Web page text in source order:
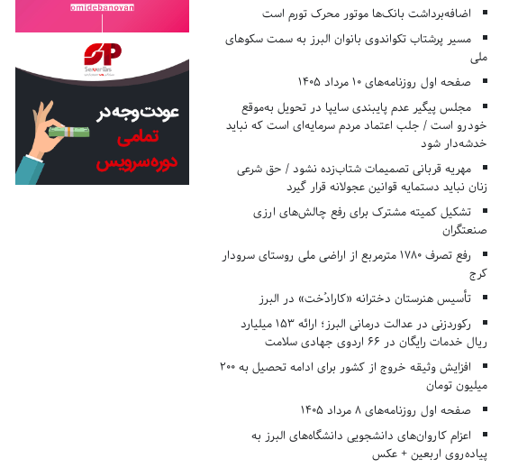
اضافه‌برداشت بانک‌ها موتور محرک تورم است
مسیر پرشتاب تکواندوی بانوان البرز به سمت سکوهای
ملی
صفحه اول روزنامه‌های 10 مرداد 1405
مجلس پیگیر عدم پایبندی سایپا در تحویل به‌موقع
خودرو است / جلب اعتماد مردم سرمایه‌ای است که نباید
خدشه‌دار شود
مهریه قربانی تصمیمات شتاب‌زده نشود / حق شرعی
زنان نباید دستمایه قوانین عجولانه قرار گیرد
تشکیل کمیته مشترک برای رفع چالش‌های ارزی
صنعتگران
رفع تصرف ۱۷۸۰ مترمربع از اراضی ملی روستای سرودار
کرج
تأسیس هنرستان دخترانه «کارادُخت» در البرز
رکوردزنی در عدالت درمانی البرز؛ ارائه ۱۵۳ میلیارد
ریال خدمات رایگان در ۶۶ اردوی جهادی سلامت
افزایش وثیقه خروج از کشور برای ادامه تحصیل به ۲۰۰
میلیون تومان
صفحه اول روزنامه‌های 8 مرداد 1405
اعزام کاروان‌های دانشجویی دانشگاه‌های البرز به
پیاده‌روی اربعین + عکس